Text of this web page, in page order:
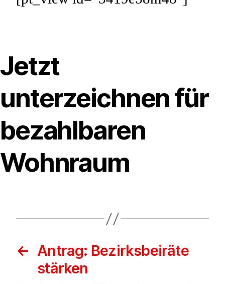
Jetzt
unterzeichnen für
bezahlbaren
Wohnraum
← Antrag: Bezirksbeiräte
stärken